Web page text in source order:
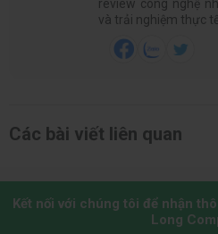
review công nghệ
và trải nghiệm thực
Các bài viết liên quan
Kết nối với chúng tôi để nhận
Long